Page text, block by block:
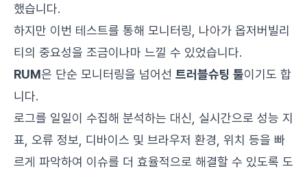
했습니다.
하지만 이번 테스트를 통해 모니터링, 나아가 옵저버빌리
티의 중요성을 조금이나마 느낄 수 있었습니다.
RUM은 단순 모니터링을 넘어선 트러블슈팅 툴이기도 합
니다.
로그를 일일이 수집해 분석하는 대신, 실시간으로 성능 지
표, 오류 정보, 디바이스 및 브라우저 환경, 위치 등을 빠
르게 파악하여 이슈를 더 효율적으로 해결할 수 있도록 도